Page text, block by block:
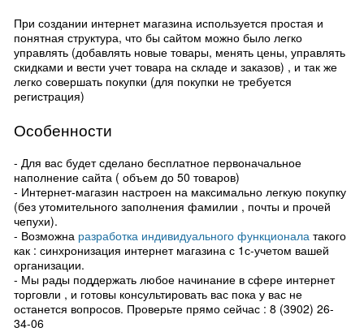
При создании интернет магазина используется простая и
понятная структура, что бы сайтом можно было легко
управлять (добавлять новые товары, менять цены, управлять
скидками и вести учет товара на складе и заказов) , и так же
легко совершать покупки (для покупки не требуется
регистрация)
Особенности
- Для вас будет сделано бесплатное первоначальное
наполнение сайта ( объем до 50 товаров)
- Интернет-магазин настроен на максимально легкую покупку
(без утомительного заполнения фамилии , почты и прочей
чепухи).
- Возможна разработка индивидуального функционала такого
как : синхронизация интернет магазина с 1с-учетом вашей
организации.
- Мы рады поддержать любое начинание в сфере интернет
торговли , и готовы консультировать вас пока у вас не
останется вопросов. Проверьте прямо сейчас : 8 (3902) 26-
34-06